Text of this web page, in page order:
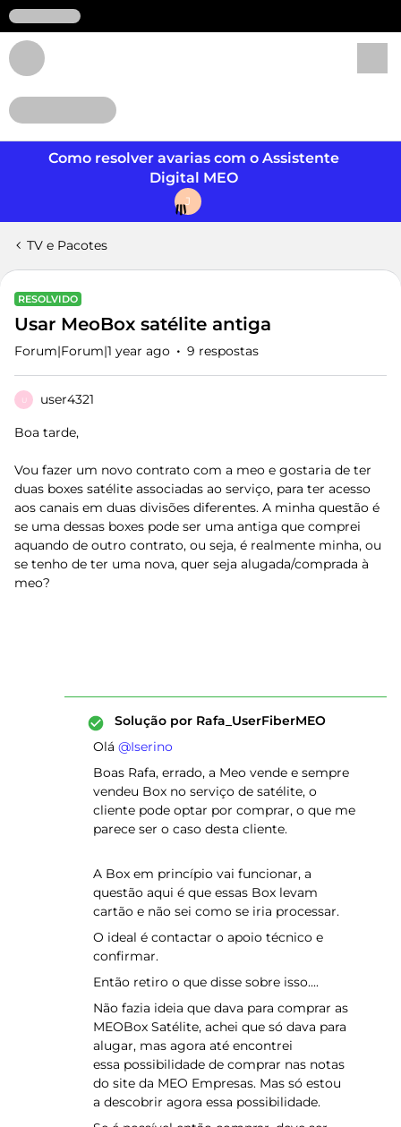
Como resolver avarias com o Assistente
Digital MEO
J
TV e Pacotes
RESOLVIDO
Usar MeoBox satélite antiga
Forum|Forum|1 year ago 9 respostas
U user4321
Boa tarde,
Vou fazer um novo contrato com a meo e gostaria de ter
duas boxes satélite associadas ao serviço, para ter acesso
aos canais em duas divisões diferentes. A minha questão é
se uma dessas boxes pode ser uma antiga que comprei
aquando de outro contrato, ou seja, é realmente minha, ou
se tenho de ter uma nova, quer seja alugada/comprada à
meo?
Solução por Rafa_UserFiberMEO
Olá ​ @Iserino
Boas Rafa, errado, a Meo vende e sempre
vendeu Box no serviço de satélite, o
cliente pode optar por comprar, o que me
parece ser o caso desta cliente.
A Box em princípio vai funcionar, a
questão aqui é que essas Box levam
cartão e não sei como se iria processar.
O ideal é contactar o apoio técnico e
confirmar.
Então retiro o que disse sobre isso....
Não fazia ideia que dava para comprar as
MEOBox Satélite, achei que só dava para
alugar, mas agora até encontrei
essa possibilidade de comprar nas notas
do site da MEO Empresas. Mas só estou
a descobrir agora essa possibilidade.